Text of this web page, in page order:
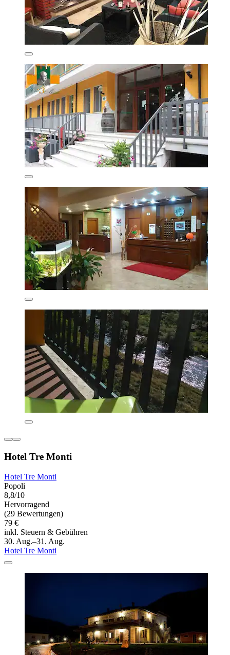
Hotel Tre Monti
Hotel Tre Monti
Popoli
8,8/10
Hervorragend
(29 Bewertungen)
79 €
inkl. Steuern & Gebühren
30. Aug.–31. Aug.
Hotel Tre Monti